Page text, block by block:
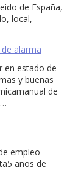
de España,
local,
alarma
en estado de
y buenas
de
empleo
años de